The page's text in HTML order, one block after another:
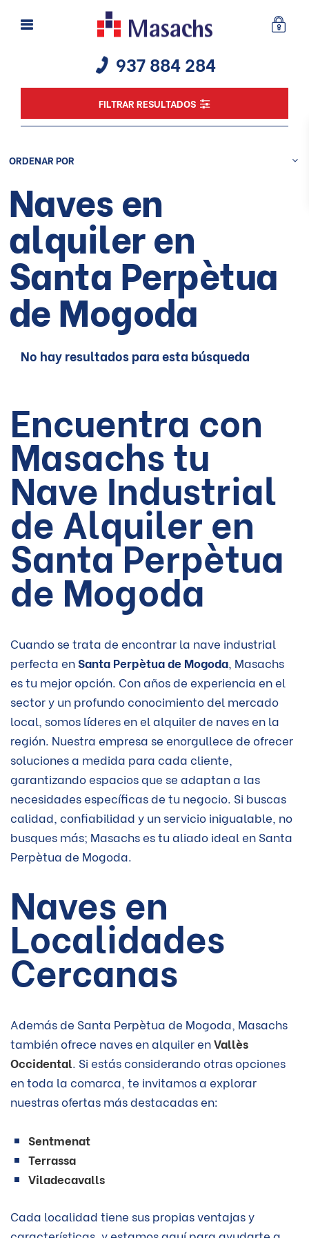
937 884 284
FILTRAR RESULTADOS
ORDENAR POR
Naves en
alquiler en
Santa Perpètua
de Mogoda
No hay resultados para esta búsqueda
Encuentra con
Masachs tu
Nave Industrial
de Alquiler en
Santa Perpètua
de Mogoda
Cuando se trata de encontrar la nave industrial
perfecta enSanta Perpètua de Mogoda, Masachs
es tu mejor opción. Con años de experiencia en el
sector y un profundo conocimiento del mercado
local, somos líderes en el alquiler de naves en la
región. Nuestra empresa se enorgullece de ofrecer
soluciones a medida para cada cliente,
garantizando espacios que se adaptan a las
necesidades específicas de tu negocio. Si buscas
calidad, confiabilidad y un servicio inigualable, no
busques más; Masachs es tu aliado ideal en Santa
Perpètua de Mogoda.
Naves en
Localidades
Cercanas
Además de Santa Perpètua de Mogoda, Masachs
también ofrece naves en alquiler enVallès
Occidental. Si estás considerando otras opciones
en toda la comarca, te invitamos a explorar
nuestras ofertas más destacadas en:
Sentmenat
Terrassa
Viladecavalls
Cada localidad tiene sus propias ventajas y